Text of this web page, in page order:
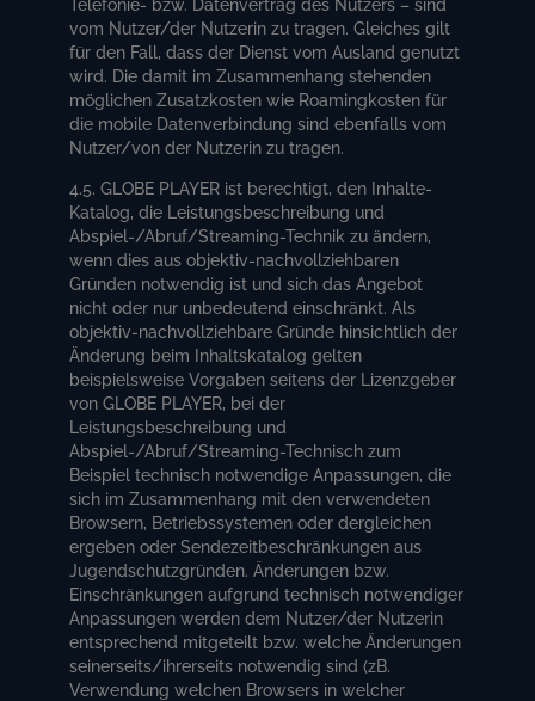
Telefonie- bzw. Datenvertrag des Nutzers – sind
vom Nutzer/der Nutzerin zu tragen. Gleiches gilt
für den Fall, dass der Dienst vom Ausland genutzt
wird. Die damit im Zusammenhang stehenden
möglichen Zusatzkosten wie Roamingkosten für
die mobile Datenverbindung sind ebenfalls vom
Nutzer/von der Nutzerin zu tragen.
4.5. GLOBE PLAYER ist berechtigt, den Inhalte-
Katalog, die Leistungsbeschreibung und
Abspiel-/Abruf/Streaming-Technik zu ändern,
wenn dies aus objektiv-nachvollziehbaren
Gründen notwendig ist und sich das Angebot
nicht oder nur unbedeutend einschränkt. Als
objektiv-nachvollziehbare Gründe hinsichtlich der
Änderung beim Inhaltskatalog gelten
beispielsweise Vorgaben seitens der Lizenzgeber
von GLOBE PLAYER, bei der
Leistungsbeschreibung und
Abspiel-/Abruf/Streaming-Technisch zum
Beispiel technisch notwendige Anpassungen, die
sich im Zusammenhang mit den verwendeten
Browsern, Betriebssystemen oder dergleichen
ergeben oder Sendezeitbeschränkungen aus
Jugendschutzgründen. Änderungen bzw.
Einschränkungen aufgrund technisch notwendiger
Anpassungen werden dem Nutzer/der Nutzerin
entsprechend mitgeteilt bzw. welche Änderungen
seinerseits/ihrerseits notwendig sind (zB.
Verwendung welchen Browsers in welcher